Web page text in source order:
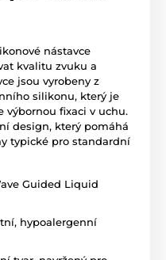
nástavce
kvalitu zvuku a
jsou vyrobeny z
silikonu, který je
výbornou fixaci v uchu.
design, který pomáhá
typické pro standardní
Guided Liquid
hypoalergenní